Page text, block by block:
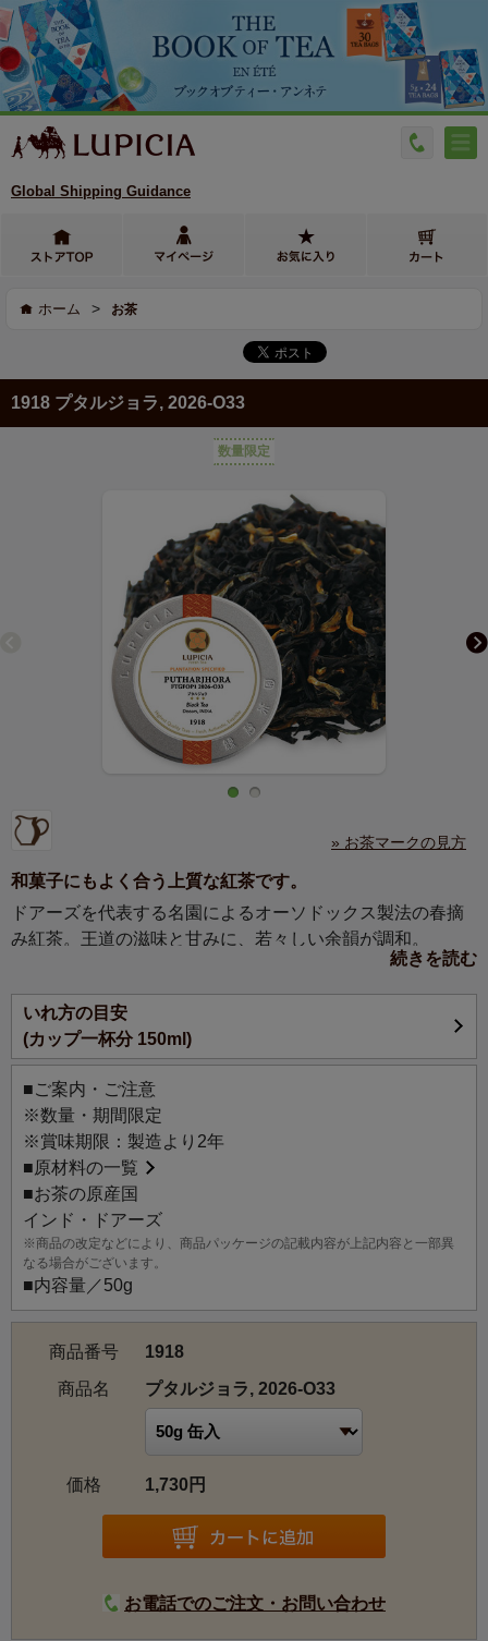
Global Shipping Guidance
ホーム > お茶
1918 プタルジョラ, 2026-O33
数量限定
» お茶マークの見方
和菓子にもよく合う上質な紅茶です。
ドアーズを代表する名園によるオーソドックス製法の春摘
み紅茶。王道の滋味と甘みに、若々しい余韻が調和。
【お茶の説明】
インド北東部、ドアーズ地方の春摘み紅茶が届きました。
控えめで繊細な香りに優しいコク、バランスのとれた飲み
やすい軽やかな口当たりが特徴です。
ストレートで、この時期ならではのすっきりとしたマイル
ドなコクをぜひご堪能ください。また、少し濃いめにいれ
て、ミルクティーとしてもお楽しみいただけます。
【茶園の説明】
プタルジョラ茶園はインドのドアーズ地方、西ベンガルの
ヒンドゥスターン平野とヒマラヤ山脈の麓が交わる場所に
広がっています。標高350メートルに位置するプタルジョラ
ーガニックとバイオダイナミック農法の認証を受けてお
り、農薬は一切使用せず、害虫駆除は自然の捕食昆虫に頼
るなど、自然の力を利用して栽培されています。
プタルジョラ茶園は、約100頭に及ぶ大規模な移動性象の生
の「象に優しい茶園」として認定されました。
年間生産量は紅茶と緑茶を合わせ約400トンにのぼり、ダー
ジリンの中でも実力派として有名なシーヨク茶園と同じオ
続きを読む
いれ方の目安
(カップ一杯分 150ml)
■ご案内・ご注意
※数量・期間限定
※賞味期限：製造より2年
■原材料の一覧
■お茶の原産国
インド・ドアーズ
※商品の改定などにより、商品パッケージの記載内容が上記内容と一部異
なる場合がございます。
■内容量／50g
商品番号
1918
商品名
プタルジョラ, 2026-O33
価格 1,730円
お電話でのご注文・お問い合わせ